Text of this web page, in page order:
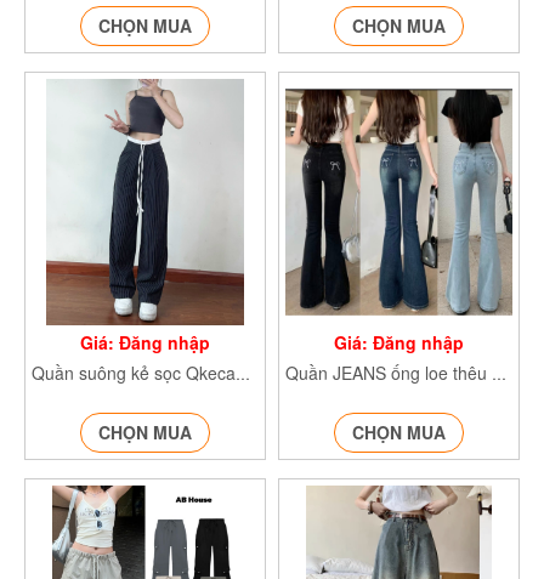
CHỌN MUA CHỌN MUA
Giá: Đăng nhập
Quần suông kẻ sọc Qkecaptrang1231
CHỌN MUA
Giá: Đăng nhập
Quần JEANS ống loe thêu nơ túi sau Jeanloeno2468
CHỌN MUA